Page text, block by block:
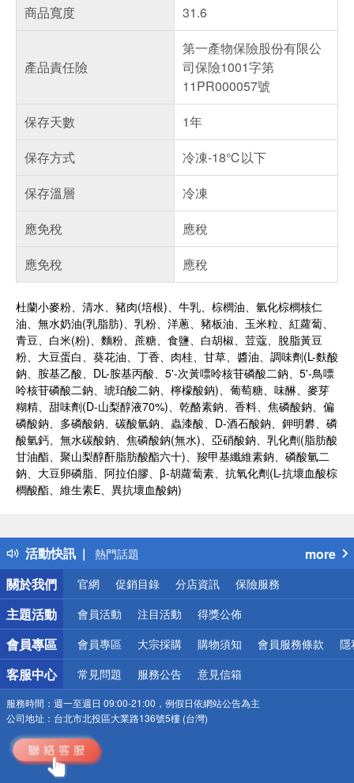
商品寬度
31.6
產品責任險
第一產物保險股份有限公
司保險1001字第
11PR000057號
保存天數
1年
保存方式
冷凍-18℃以下
保存溫層
冷凍
應免稅
應稅
應免稅
應稅
杜蘭小麥粉、清水、豬肉(培根)、牛乳、棕櫚油、氫化棕櫚核仁
油、無水奶油(乳脂肪)、乳粉、洋蔥、豬板油、玉米粒、紅蘿蔔、
青豆、白米(粉)、麵粉、蔗糖、食鹽、白胡椒、荳蔻、脫脂黃豆
粉、大豆蛋白、葵花油、丁香、肉桂、甘草、醬油、調味劑(L-麩酸
鈉、胺基乙酸、DL-胺基丙酸、5'-次黃嘌呤核苷磷酸二鈉、5'-鳥嘌
呤核苷磷酸二鈉、琥珀酸二鈉、檸檬酸鈉)、葡萄糖、味醂、麥芽
糊精、甜味劑(D-山梨醇液70%)、乾酪素鈉、香料、焦磷酸鈉、偏
磷酸鈉、多磷酸鈉、碳酸氫鈉、蟲漆酸、D-酒石酸鈉、鉀明礬、磷
酸氫鈣、無水碳酸鈉、焦磷酸鈉(無水)、亞硝酸鈉、乳化劑(脂肪酸
甘油酯、聚山梨醇酐脂肪酸酯六十)、羧甲基纖維素鈉、磷酸氫二
鈉、大豆卵磷脂、阿拉伯膠、β-胡蘿蔔素、抗氧化劑(L-抗壞血酸棕
櫚酸酯、維生素E、異抗壞血酸鈉)
活動快訊
得獎公告
熱門話題
銀行優惠
偏遠地區配送
詐騙網頁！請小心！
more
關於我們
官網 促銷目錄 分店資訊 保險服務
主題活動 會員活動 注目活動 得獎公佈
會員專區 會員專區 大宗採購 購物須知 會員服務條款 隱
客服中心 常見問題 服務公告 意見信箱
服務時間： 週一至週日 09:00-21:00，例假日依網站公告為主
公司地址： 台北市北投區大業路136號5樓 (台灣)